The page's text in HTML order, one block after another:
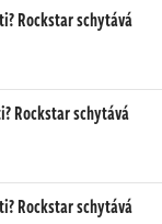
Rockstar schytává
Rockstar schytává
Rockstar schytává